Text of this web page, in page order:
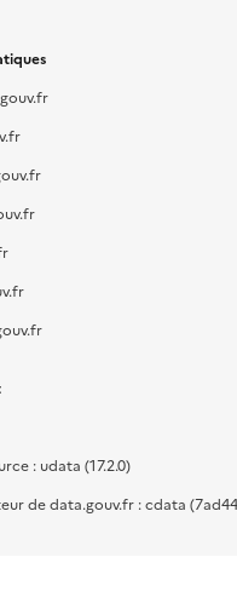
: udata (17.2.0)
de data.gouv.fr : cdata